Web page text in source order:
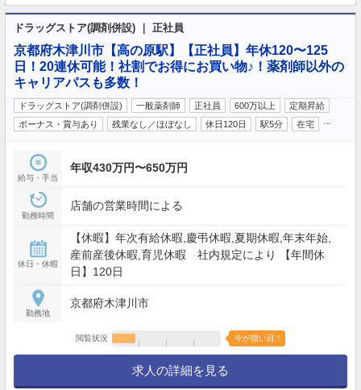
ドラッグストア(調剤併設) ｜ 正社員
京都府木津川市【高の原駅】【正社員】年休120〜125
日！20連休可能！社割でお得にお買い物♪！薬剤師以外の
キャリアパスも多数！
ドラッグストア(調剤併設) 一般薬剤師 正社員 600万以上
定期昇給
ボーナス・賞与あり
残業なし／ほぼなし 休日120日 駅5分 在宅
給与・手当
年収430万円〜650万円
勤務時間
店舗の営業時間による
休日・休暇
【休暇】年次有給休暇,慶弔休暇,夏期休暇,年末年始,
産前産後休暇,育児休暇 社内規定により 【年間休
日】120日
勤務地
京都府木津川市
閲覧状況 今が狙い目！
求人の詳細を見る